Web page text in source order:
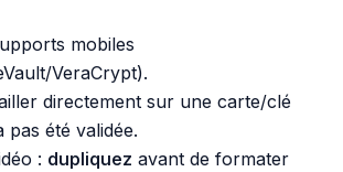
mobiles
VeraCrypt).
directement sur une carte/clé
pas été validée.
: dupliquez avant de formater